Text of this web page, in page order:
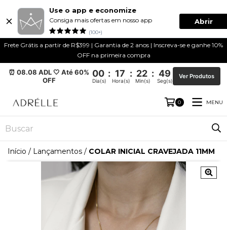
Use o app e economize
Consiga mais ofertas em nosso app
(100+)
Abrir
Frete Grátis a partir de R$399 | Garantia de 2 anos | Inscreva-se e ganhe 10%
OFF na primeira compra
⏰ 08.08 ADL 🤍 Até 60%
OFF
00 : 17 : 22 : 49
Dia(s) Hora(s) Min(s) Seg(s)
Ver Produtos
0 MENU
Início / Lançamentos / COLAR INICIAL CRAVEJADA 11MM